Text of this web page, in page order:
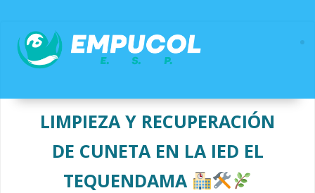
contenido
LIMPIEZA Y RECUPERACIÓN
DE CUNETA EN LA IED EL
TEQUENDAMA